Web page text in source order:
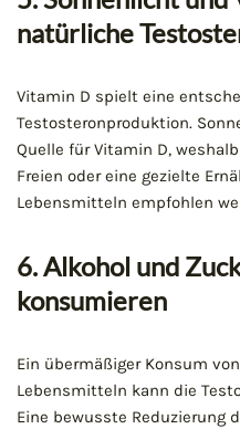
natürliche
Vitamin D spielt eine
Testosteronproduktion.
Quelle für Vitamin D,
Freien oder eine gezielte
Lebensmitteln empfohlen
6. Alkohol und
konsumieren
Ein übermäßiger Konsum
Lebensmitteln kann die
Eine bewusste Reduzierung